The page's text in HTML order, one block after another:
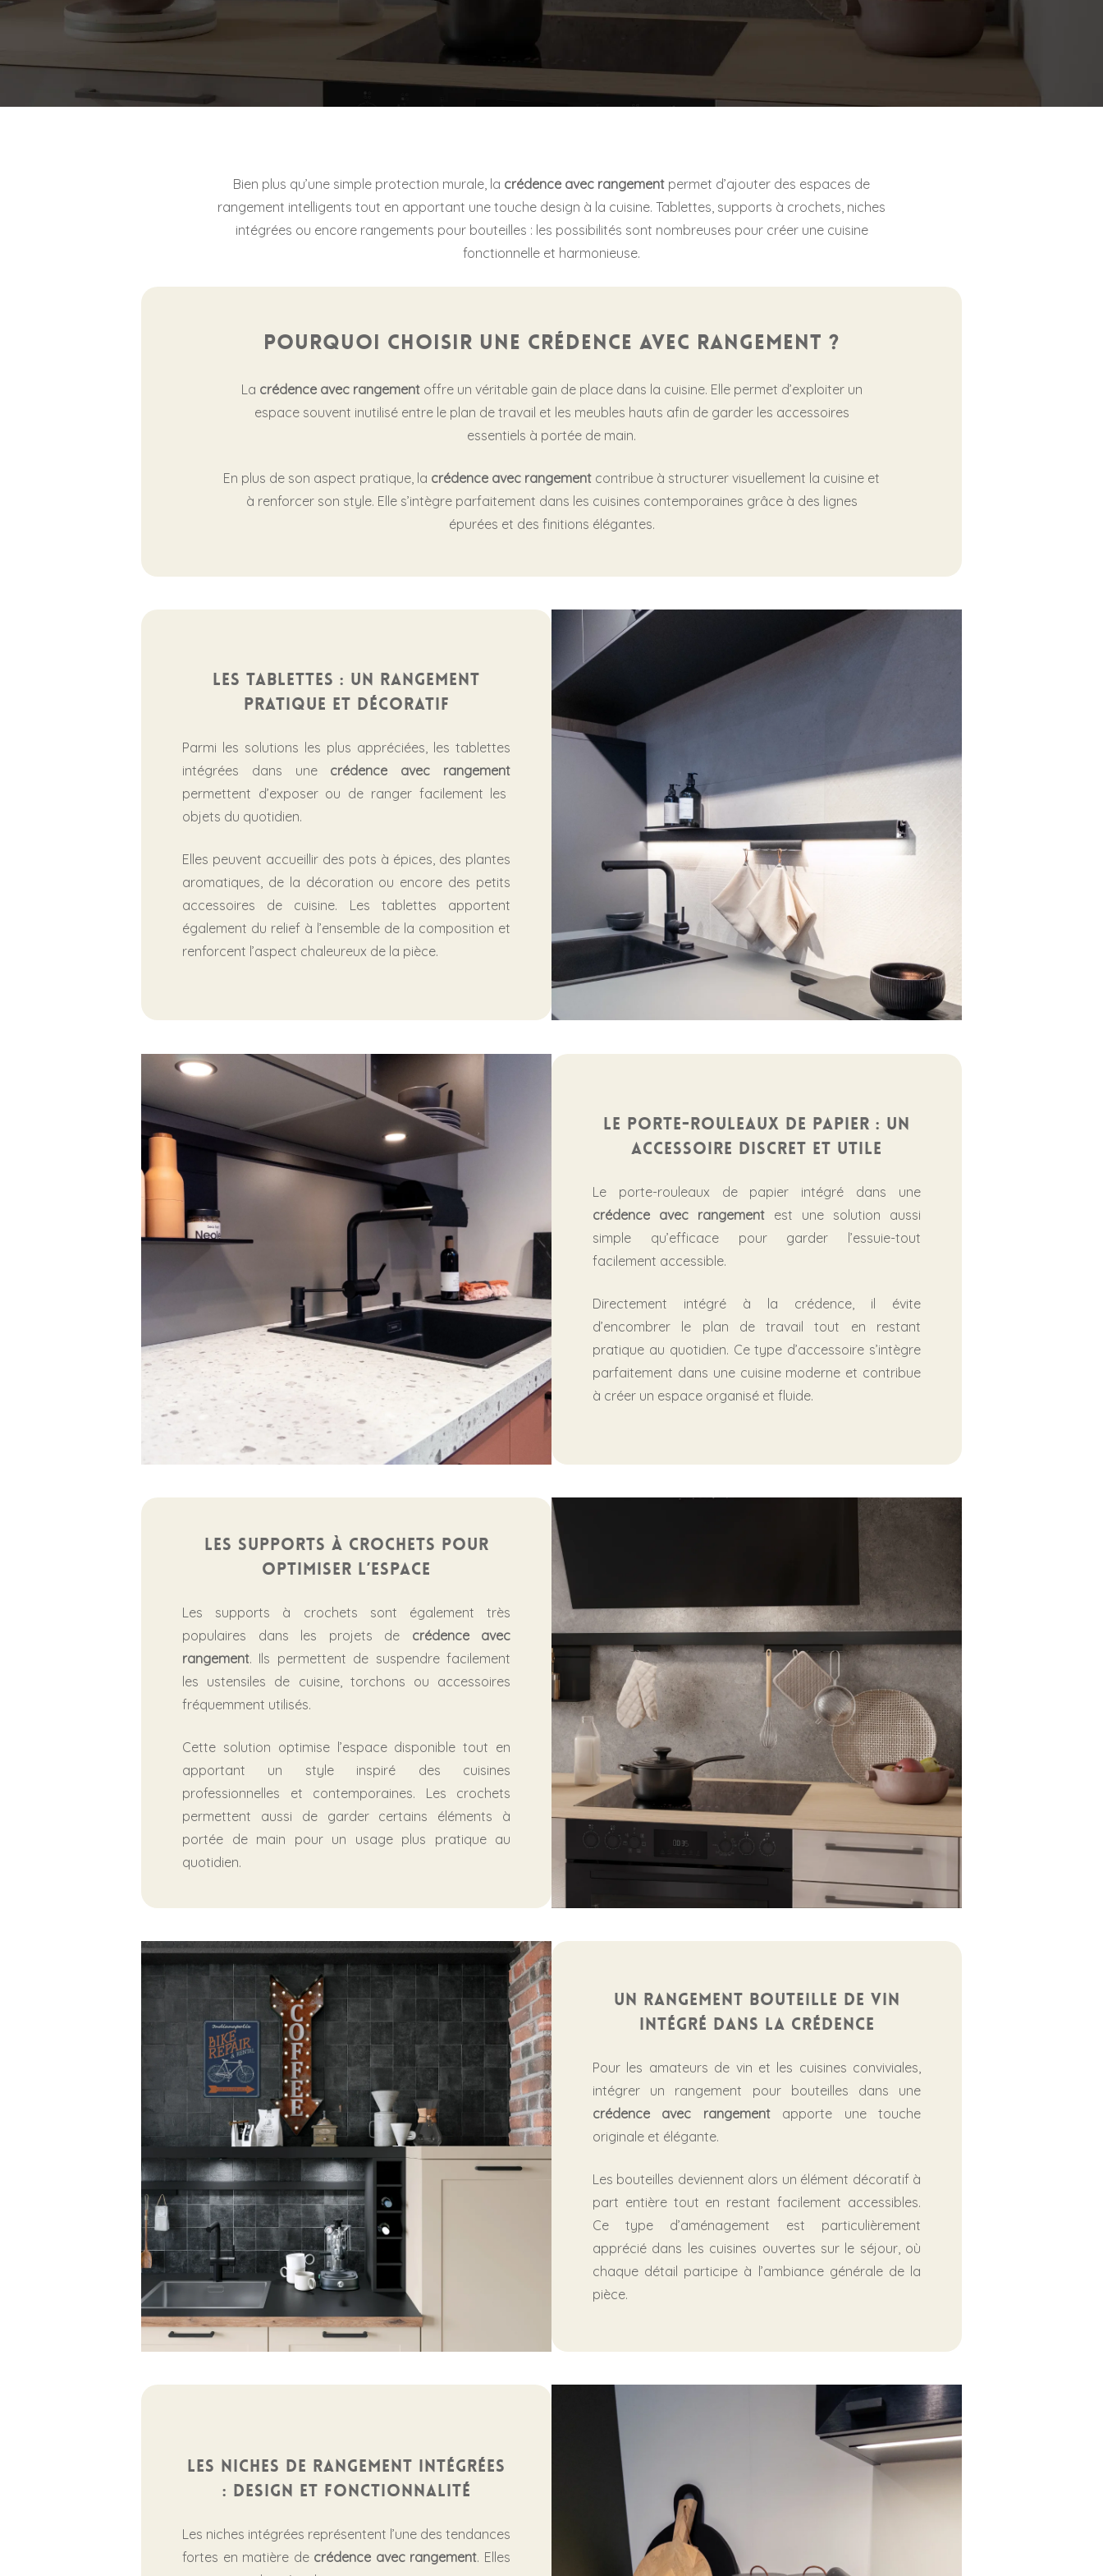
Bien plus qu’une simple protection murale, la crédence avec rangement permet d’ajouter des espaces de
rangement intelligents tout en apportant une touche design à la cuisine. Tablettes, supports à crochets, niches
intégrées ou encore rangements pour bouteilles : les possibilités sont nombreuses pour créer une cuisine
fonctionnelle et harmonieuse.
Pourquoi choisir une crédence avec rangement ?
La crédence avec rangementoffre un véritable gain de place dans la cuisine. Elle permet d’exploiter un
espace souvent inutilisé entre le plan de travail et les meubles hauts afin de garder les accessoires
essentiels à portée de main.
En plus de son aspect pratique, la crédence avec rangement contribue à structurer visuellement la cuisine et
à renforcer son style. Elle s’intègre parfaitement dans les cuisines contemporaines grâce à des lignes
épurées et des finitions élégantes.
Les tablettes : un rangement
pratique et décoratif
Parmi les solutions les plus appréciées, les tablettes
intégrées dans une crédence avec rangement
permettent d’exposer ou de ranger facilement les
objets du quotidien.
Elles peuvent accueillir des pots à épices, des plantes
aromatiques, de la décoration ou encore des petits
accessoires de cuisine. Les tablettes apportent
également du relief à l’ensemble de la composition et
renforcent l’aspect chaleureux de la pièce.
Le porte-rouleaux de papier : un
accessoire discret et utile
Le porte-rouleaux de papier intégré dans une
crédence avec rangement est une solution aussi
simple qu’efficace pour garder l’essuie-tout
facilement accessible.
Directement intégré à la crédence, il évite
d’encombrer le plan de travail tout en restant
pratique au quotidien. Ce type d’accessoire s’intègre
parfaitement dans une cuisine moderne et contribue
à créer un espace organisé et fluide.
Les supports à crochets pour
optimiser l’espace
Les supports à crochets sont également très
populaires dans les projets de crédence avec
rangement. Ils permettent de suspendre facilement
les ustensiles de cuisine, torchons ou accessoires
fréquemment utilisés.
Cette solution optimise l’espace disponible tout en
apportant un style inspiré des cuisines
professionnelles et contemporaines. Les crochets
permettent aussi de garder certains éléments à
portée de main pour un usage plus pratique au
quotidien.
Un rangement bouteille de vin
intégré dans la crédence
Pour les amateurs de vin et les cuisines conviviales,
intégrer un rangement pour bouteilles dans une
crédence avec rangementapporte une touche
originale et élégante.
Les bouteilles deviennent alors un élément décoratif à
part entière tout en restant facilement accessibles.
Ce type d’aménagement est particulièrement
apprécié dans les cuisines ouvertes sur le séjour, où
chaque détail participe à l’ambiance générale de la
pièce.
Les niches de rangement intégrées
: design et fonctionnalité
Les niches intégrées représentent l’une des tendances
fortes en matière de crédence avec rangement. Elles